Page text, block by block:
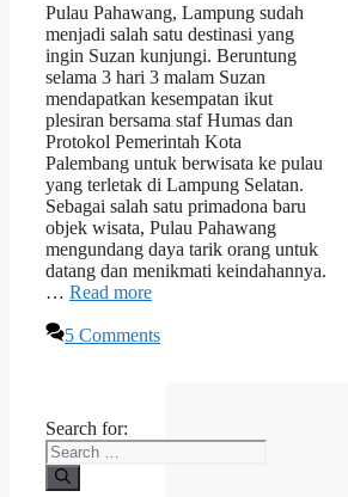
Pulau Pahawang, Lampung sudah
menjadi salah satu destinasi yang
ingin Suzan kunjungi. Beruntung
selama 3 hari 3 malam Suzan
mendapatkan kesempatan ikut
plesiran bersama staf Humas dan
Protokol Pemerintah Kota
Palembang untuk berwisata ke pulau
yang terletak di Lampung Selatan.
Sebagai salah satu primadona baru
objek wisata, Pulau Pahawang
mengundang daya tarik orang untuk
datang dan menikmati keindahannya.
… Read more
5 Comments
Search for: